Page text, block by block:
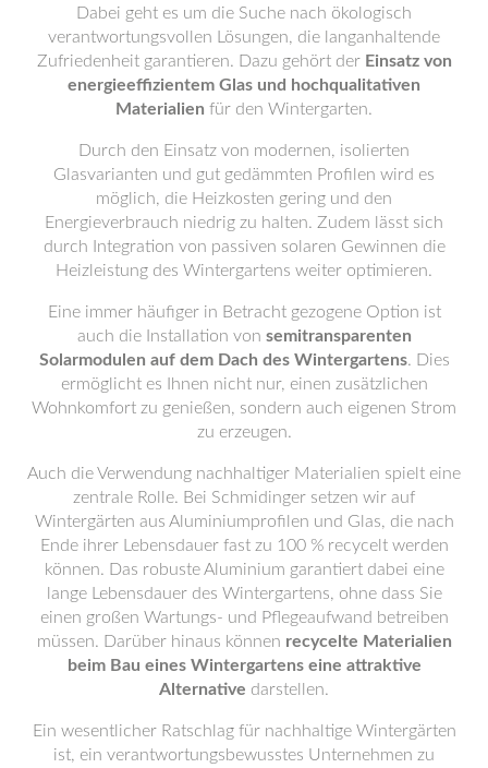
Dabei geht es um die Suche nach ökologisch
verantwortungsvollen Lösungen, die langanhaltende
Zufriedenheit garantieren. Dazu gehört der Einsatz von
energieeffizientem Glas und hochqualitativen
Materialien für den Wintergarten.
Durch den Einsatz von modernen, isolierten
Glasvarianten und gut gedämmten Profilen wird es
möglich, die Heizkosten gering und den
Energieverbrauch niedrig zu halten. Zudem lässt sich
durch Integration von passiven solaren Gewinnen die
Heizleistung des Wintergartens weiter optimieren.
Eine immer häufiger in Betracht gezogene Option ist
auch die Installation von semitransparenten
Solarmodulen auf dem Dach des Wintergartens. Dies
ermöglicht es Ihnen nicht nur, einen zusätzlichen
Wohnkomfort zu genießen, sondern auch eigenen Strom
zu erzeugen.
Auch die Verwendung nachhaltiger Materialien spielt eine
zentrale Rolle. Bei Schmidinger setzen wir auf
Wintergärten aus Aluminiumprofilen und Glas, die nach
Ende ihrer Lebensdauer fast zu 100 % recycelt werden
können. Das robuste Aluminium garantiert dabei eine
lange Lebensdauer des Wintergartens, ohne dass Sie
einen großen Wartungs- und Pflegeaufwand betreiben
müssen. Darüber hinaus können recycelte Materialien
beim Bau eines Wintergartens eine attraktive
Alternative darstellen.
Ein wesentlicher Ratschlag für nachhaltige Wintergärten
ist, ein verantwortungsbewusstes Unternehmen zu